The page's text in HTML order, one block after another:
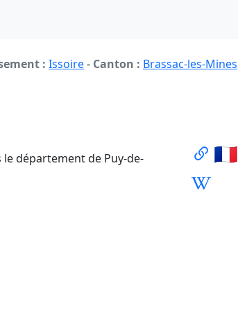
: Issoire- Canton : Brassac-les-Mines
département de Puy-de-
🇫🇷